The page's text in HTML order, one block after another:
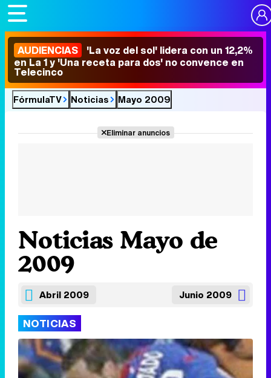
AUDIENCIAS 'La voz del sol' lidera con un 12,2%
en La 1 y 'Una receta para dos' no convence en
Telecinco
FórmulaTV Noticias Mayo 2009
Eliminar anuncios
Noticias Mayo de
2009
Abril 2009 Junio 2009
NOTICIAS